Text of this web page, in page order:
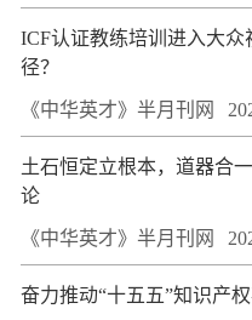
ICF认证教练培训进入大
径？
《中华英才》半月刊网
土石恒定立根本，道器合
论
《中华英才》半月刊网
奋力推动“十五五”知识产